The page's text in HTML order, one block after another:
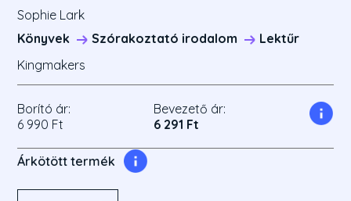
Sophie Lark
Könyvek
Szórakoztató irodalom
Lektűr
Kingmakers
Borító ár:
6 990 Ft
Bevezető ár:
6 291 Ft
Árkötött termék